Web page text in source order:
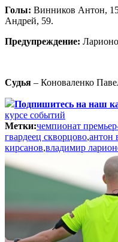
Голы: Винников Антон,
Андрей, 59.
Предупреждение:
Судья – Коноваленко
Подпишитесь на наш
курсе событий
Метки:чемпионат
гвардеец скворцово,антон
кирсанов,владимир